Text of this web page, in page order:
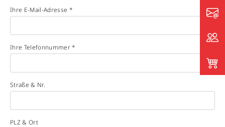
Ihre E-Mail-Adresse *
Ihre Telefonnummer *
Straße & Nr.
PLZ & Ort